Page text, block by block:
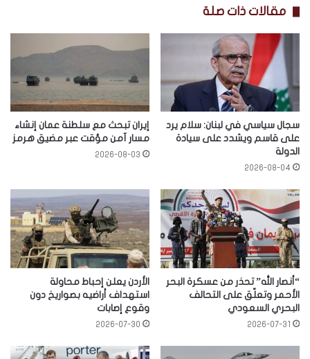
مقالات ذات صلة
سجال سياسي في لبنان: سلام يرد
على قاسم ويشدد على سيادة
الدولة
2026-08-04
إيران تبحث مع سلطنة عمان إنشاء
مسار آمن مؤقت عبر مضيق هرمز
2026-08-03
“أنصار الله” تحذر من عسكرة البحر
الأحمر وتعلّق على التحالف
البحري السعودي
2026-07-31
الأردن يعلن إحباط محاولة
استهداف أراضيه بصواريخ دون
وقوع إصابات
2026-07-30